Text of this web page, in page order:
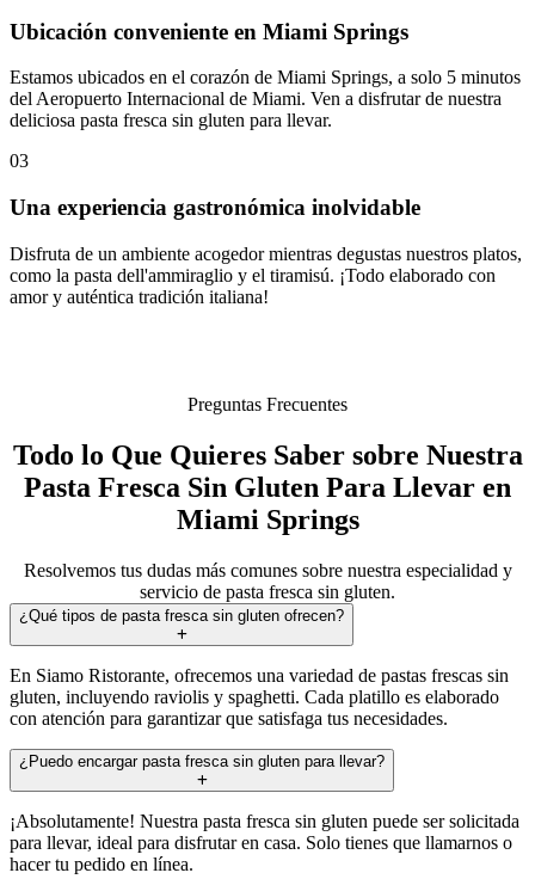
Ubicación conveniente en Miami Springs
Estamos ubicados en el corazón de Miami Springs, a solo 5 minutos
del Aeropuerto Internacional de Miami. Ven a disfrutar de nuestra
deliciosa pasta fresca sin gluten para llevar.
03
Una experiencia gastronómica inolvidable
Disfruta de un ambiente acogedor mientras degustas nuestros platos,
como la pasta dell'ammiraglio y el tiramisú. ¡Todo elaborado con
amor y auténtica tradición italiana!
Preguntas Frecuentes
Todo lo Que Quieres Saber sobre Nuestra
Pasta Fresca Sin Gluten Para Llevar en
Miami Springs
Resolvemos tus dudas más comunes sobre nuestra especialidad y
servicio de pasta fresca sin gluten.
¿Qué tipos de pasta fresca sin gluten ofrecen?
En Siamo Ristorante, ofrecemos una variedad de pastas frescas sin
gluten, incluyendo raviolis y spaghetti. Cada platillo es elaborado
con atención para garantizar que satisfaga tus necesidades.
¿Puedo encargar pasta fresca sin gluten para llevar?
¡Absolutamente! Nuestra pasta fresca sin gluten puede ser solicitada
para llevar, ideal para disfrutar en casa. Solo tienes que llamarnos o
hacer tu pedido en línea.